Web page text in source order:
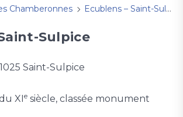
Chamberonnes Ecublens – Saint-Sulpice
Sulpice
Saint-Sulpice
XIe siècle, classée monument